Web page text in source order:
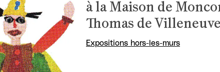
à la Maison de
Thomas de Villeneuve
Expositions hors-les-murs